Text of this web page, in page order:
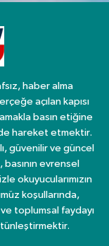
haber alma
açılan kapısı
basın etiğine
hareket etmektir.
güvenilir ve güncel
evrensel
okuyucularımızın
koşullarında,
toplumsal faydayı